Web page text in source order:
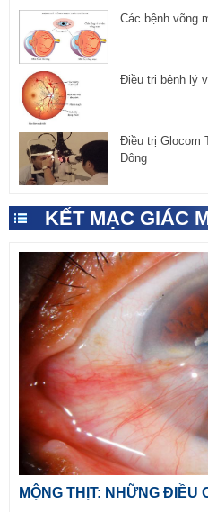
Các bệnh võng
Điều trị bệnh lý
Điều trị Glocom
Đông
KẾT MẠC GIÁC
MỘNG THỊT: NHỮNG ĐIỀU